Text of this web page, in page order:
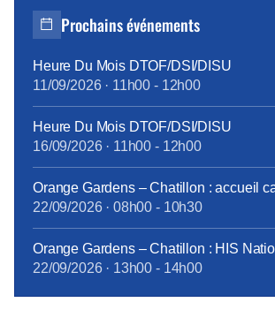
seconds, s’ils le souhaitent, s’assurent
individuellement et payent 100% des
introduite en février 2015. Cette
traitement touche à sa fin, grâce à la
CFE-CGC Orange : à compter du 1er
tous les personnels bénéficieront des
garanties.
Prochains événements
Heure Du Mois DTOF/DSI/DISU
11/09/2026· 11h00 - 12h00
Heure Du Mois DTOF/DSI/DISU
16/09/2026· 11h00 - 12h00
Orange Gardens – Chatillon : accueil
22/09/2026· 08h00 - 10h30
Orange Gardens – Chatillon : HIS
22/09/2026· 13h00 - 14h00